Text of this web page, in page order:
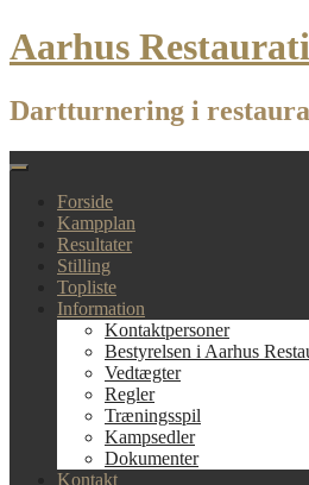
Skip
to
Aarhus
Dartturnering i
Forside
Kampplan
Resultater
Stilling
Topliste
Information
Kontaktpersoner
Bestyrelsen i Aarhus
Vedtægter
Regler
Træningsspil
Kampsedler
Dokumenter
Kontakt